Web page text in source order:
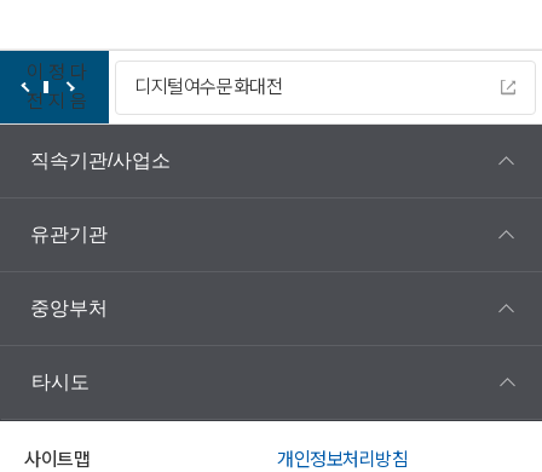
이
전
정
지
다
음
디지털여수문화대전
직속기관/사업소
유관기관
중앙부처
타시도
사이트맵
개인정보처리방침